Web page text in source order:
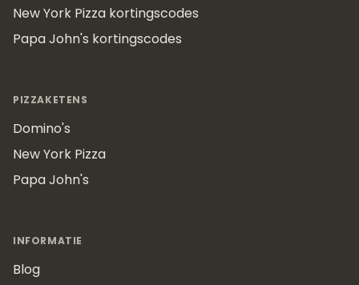
New York Pizza kortingscodes
Papa John's kortingscodes
PIZZAKETENS
Domino's
New York Pizza
Papa John's
INFORMATIE
Blog